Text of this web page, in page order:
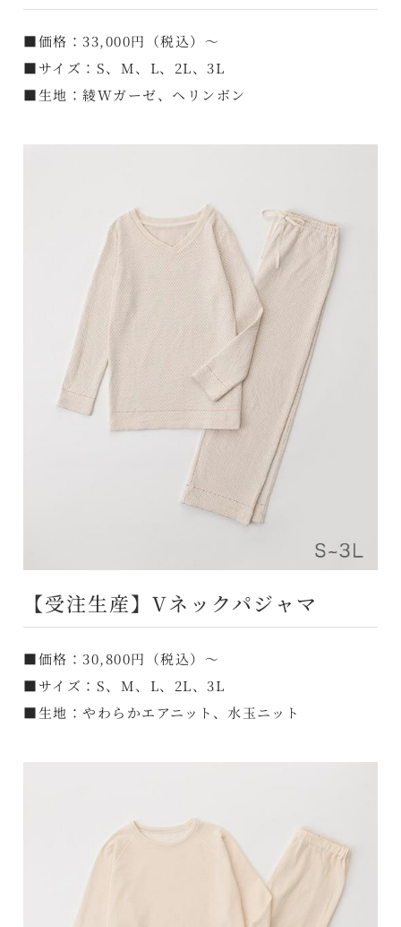
■価格：33,000円（税込）～
■サイズ：S、M、L、2L、3L
■生地：綾Wガーゼ、ヘリンボン
【受注生産】Vネックパジャマ
■価格：30,800円（税込）～
■サイズ：S、M、L、2L、3L
■生地：やわらかエアニット、水玉ニット